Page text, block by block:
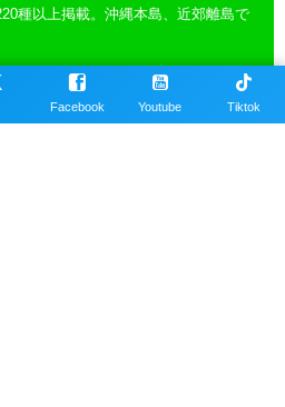
種以上掲載。沖縄本島、近郊離島で
Facebook Youtube Tiktok